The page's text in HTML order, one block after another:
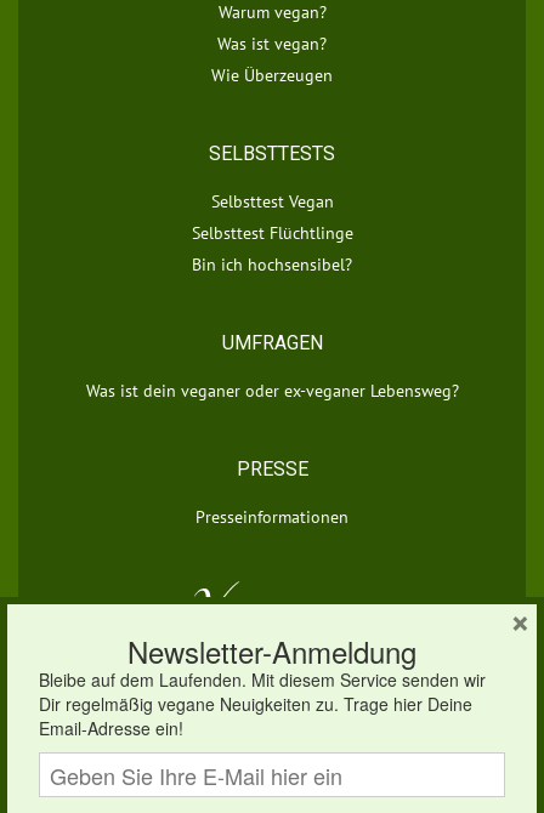
Warum vegan?
Was ist vegan?
Wie Überzeugen
SELBSTTESTS
Selbsttest Vegan
Selbsttest Flüchtlinge
Bin ich hochsensibel?
UMFRAGEN
Was ist dein veganer oder ex-veganer Lebensweg?
PRESSE
Presseinformationen
© 2026 vegan.eu | Dein veganes Infoportal
×